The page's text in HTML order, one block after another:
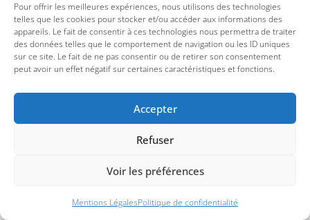
Pour offrir les meilleures expériences, nous utilisons des technologies
telles que les cookies pour stocker et/ou accéder aux informations des
appareils. Le fait de consentir à ces technologies nous permettra de traiter
des données telles que le comportement de navigation ou les ID uniques
sur ce site. Le fait de ne pas consentir ou de retirer son consentement
peut avoir un effet négatif sur certaines caractéristiques et fonctions.
Accepter
Refuser
Voir les préférences
Mentions LégalesPolitique de confidentialité